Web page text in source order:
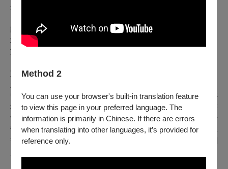
Method 2
You can use your browser's built-in translation feature
to view this page in your preferred language. The
information is primarily in Chinese. If there are errors
when translating into other languages, it’s provided for
reference only.
生音樂比賽小提琴獨奏大專B組特優第一名；獨奏以外，也與
台大交響的朋友組成鋼琴五重奏，榮獲112學年度全國學生音
樂比賽鋼琴五重奏大專B組特優。曾師事陳德峰、翁兆瑩、陳
靖媖、吳孟平、陳沁紅老師，現師事魏靖儀老師；亦曾受黃俊
文、胡乃元大師班指導。
東吳松怡廳場 – 低音號學生獨奏家/陳佳鍾
新北人，現就讀台大土木所交通組碩一
曾就讀文華國小、林口國中、建國中學但都不是音樂班，師事
林昀宏、林禮文和蔡孟昕老師。曾多次參加全國學生音樂比賽
管樂合奏以及銅管五重奏獲得特優，並曾擔任許多樂團之低音
號首席，如建國中學校友管樂團、臺大管樂團、師大管樂隊
等。現除擔任台大交響低音號首席之外，也擔任臺大管樂團團